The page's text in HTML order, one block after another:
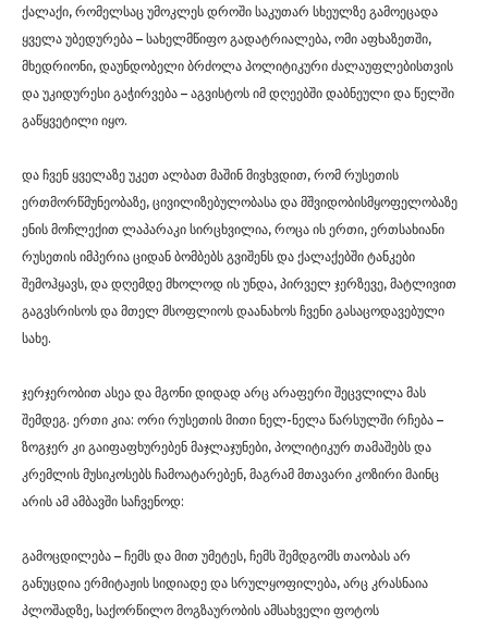
ქალაქი, რომელსაც უმოკლეს დროში საკუთარ სხეულზე გამოეცადა
ყველა უბედურება – სახელმწიფო გადატრიალება, ომი აფხაზეთში,
მხედრიონი, დაუნდობელი ბრძოლა პოლიტიკური ძალაუფლებისთვის
და უკიდურესი გაჭირვება – აგვისტოს იმ დღეებში დაბნეული და წელში
გაწყვეტილი იყო.
და ჩვენ ყველაზე უკეთ ალბათ მაშინ მივხვდით, რომ რუსეთის
ერთმორწმუნეობაზე, ცივილიზებულობასა და მშვიდობისმყოფელობაზე
ენის მოჩლექით ლაპარაკი სირცხვილია, როცა ის ერთი, ერთსახიანი
რუსეთის იმპერია ციდან ბომბებს გვიშენს და ქალაქებში ტანკები
შემოჰყავს, და დღემდე მხოლოდ ის უნდა, პირველ ჯერზევე, მატლივით
გაგვსრისოს და მთელ მსოფლიოს დაანახოს ჩვენი გასაცოდავებული
სახე.
ჯერჯერობით ასეა და მგონი დიდად არც არაფერი შეცვლილა მას
შემდეგ. ერთი კია: ორი რუსეთის მითი ნელ-ნელა წარსულში რჩება –
ზოგჯერ კი გაიფაფხურებენ მაჯლაჯუნები, პოლიტიკურ თამაშებს და
კრემლის მუსიკოსებს ჩამოატარებენ, მაგრამ მთავარი კოზირი მაინც
არის ამ ამბავში საჩვენოდ:
გამოცდილება – ჩემს და მით უმეტეს, ჩემს შემდგომს თაობას არ
განუცდია ერმიტაჟის სიდიადე და სრულყოფილება, არც კრასნაია
პლოშადზე, საქორწილო მოგზაურობის ამსახველი ფოტოს